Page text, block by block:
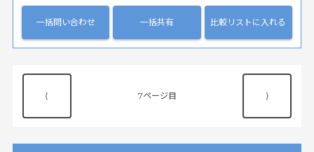
一括問い合わせ 一括共有 比較リストに入れる
⟨ 7 ⟩